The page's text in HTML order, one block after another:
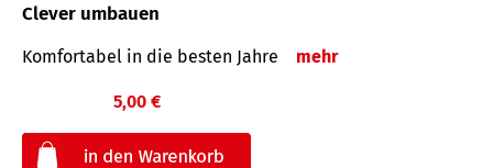
Clever umbauen
Komfortabel in die besten Jahre mehr
5,00 €